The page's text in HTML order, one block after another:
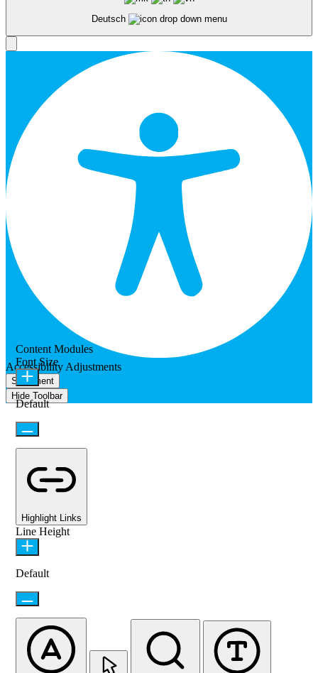
Deutsch
Accessibility Adjustments
Statement
Hide Toolbar
Content Modules
Font Size
Default
Highlight Links
Line Height
Default